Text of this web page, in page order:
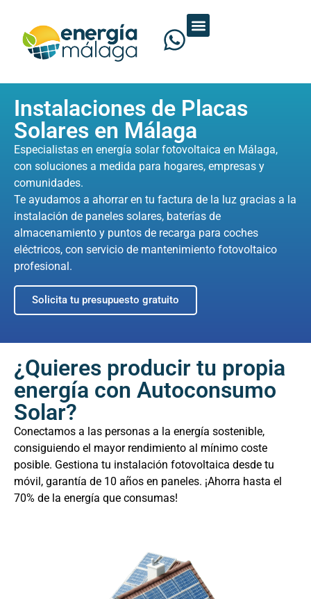
Instalaciones de Placas
Solares en Málaga
Especialistas en energía solar fotovoltaica en Málaga,
con soluciones a medida para hogares, empresas y
comunidades.
Te ayudamos a ahorrar en tu factura de la luz gracias a la
instalación de paneles solares, baterías de
almacenamiento y puntos de recarga para coches
eléctricos, con servicio de mantenimiento fotovoltaico
profesional.
Solicita tu presupuesto gratuito
¿Quieres producir tu propia
energía con Autoconsumo
Solar?
Conectamos a las personas a la energía sostenible,
consiguiendo el mayor rendimiento al mínimo coste
posible. Gestiona tu instalación fotovoltaica desde tu
móvil, garantía de 10 años en paneles. ¡Ahorra hasta el
70% de la energía que consumas!